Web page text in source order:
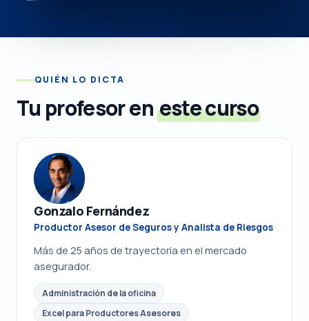
QUIÉN LO DICTA
Tu profesor eneste curso
Gonzalo Fernández
Productor Asesor de Seguros y Analista de Riesgos
Más de 25 años de trayectoria en el mercado
asegurador.
Administración de la oficina
Excel para Productores Asesores